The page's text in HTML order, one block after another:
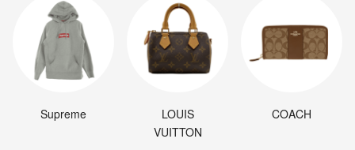
Supreme
LOUIS
VUITTON
COACH